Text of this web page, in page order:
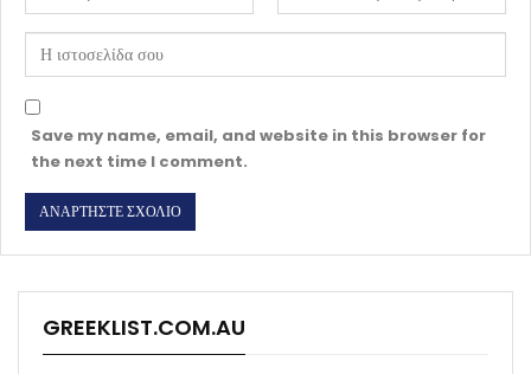
Save my name, email, and website in this browser for
the next time I comment.
GREEKLIST.COM.AU